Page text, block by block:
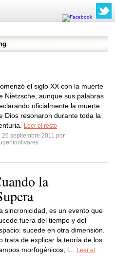
el siglo XX con la muerte
Nietzsche, aunque sus palabras
oficialmente la muerte
Dios resonaron durante toda la
Leer el resto
26 septiembre 2011 por
la
sincronicidad, es un evento que
fuera del tiempo y del
sucede en otra dimensión.
trata de explicar la teoría de los
morfogénicos, l...
Leer el